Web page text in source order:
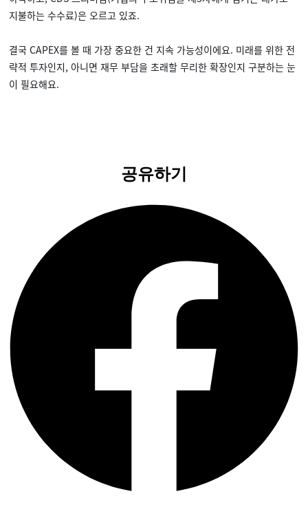
지불하는 수수료)은 오르고 있죠.
결국 CAPEX를 볼 때 가장 중요한 건 지속 가능성이에요. 미래를 위한 전
략적 투자인지, 아니면 재무 부담을 초래할 무리한 확장인지 구분하는 눈
이 필요해요.
공유하기